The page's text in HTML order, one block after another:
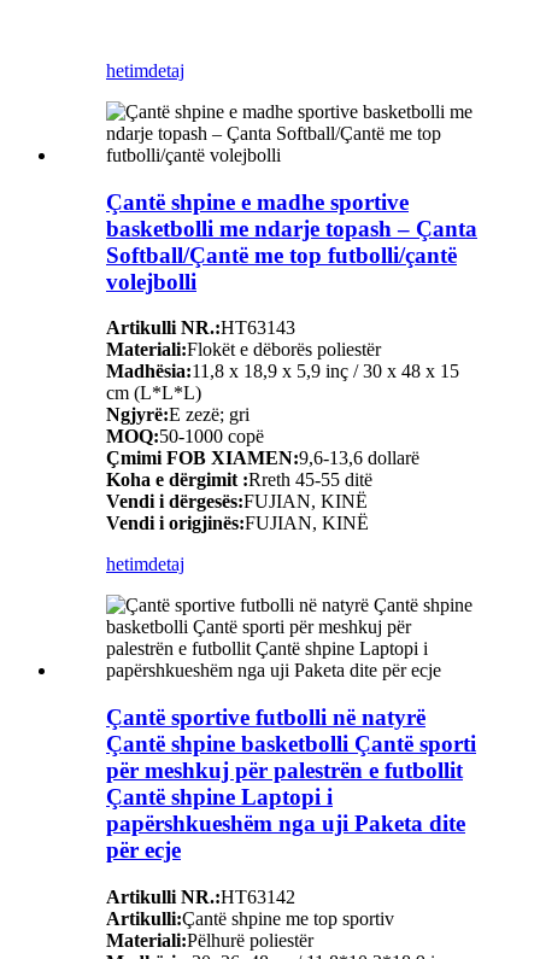
hetimdetaj
Çantë shpine e madhe sportive
basketbolli me ndarje topash – Çanta
Softball/Çantë me top futbolli/çantë
volejbolli
Artikulli NR.:HT63143
Materiali:Flokët e dëborës poliestër
Madhësia:11,8 x 18,9 x 5,9 inç / 30 x 48 x 15
cm (L*L*L)
Ngjyrë:E zezë; gri
MOQ:50-1000 copë
Çmimi FOB XIAMEN:9,6-13,6 dollarë
Koha e dërgimit :Rreth 45-55 ditë
Vendi i dërgesës:FUJIAN, KINË
Vendi i origjinës:FUJIAN, KINË
hetimdetaj
Çantë sportive futbolli në natyrë
Çantë shpine basketbolli Çantë sporti
për meshkuj për palestrën e futbollit
Çantë shpine Laptopi i
papërshkueshëm nga uji Paketa dite
për ecje
Artikulli NR.:HT63142
Artikulli:Çantë shpine me top sportiv
Materiali:Pëlhurë poliestër